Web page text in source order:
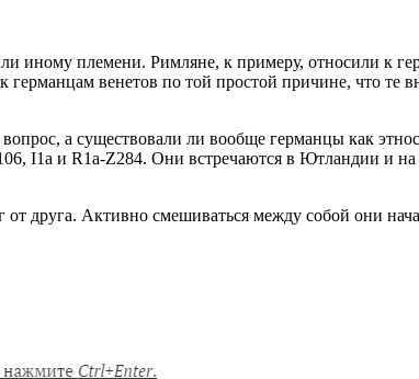
иному племени. Римляне, к примеру, относили к
венетов по той простой причине, что
а существовали ли вообще германцы как
I1a и R1a-Z284. Они встречаются в Ютландии и
друга. Активно смешиваться между собой они